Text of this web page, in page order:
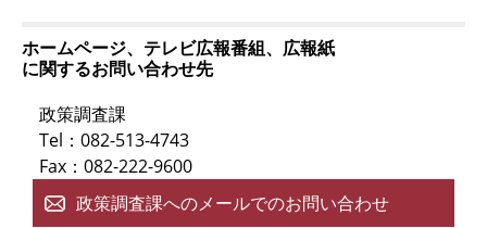
ホームページ、テレビ広報番組、広報紙
に関するお問い合わせ先
政策調査課
Tel：082-513-4743
Fax：082-222-9600
政策調査課へのメールでのお問い合わせ